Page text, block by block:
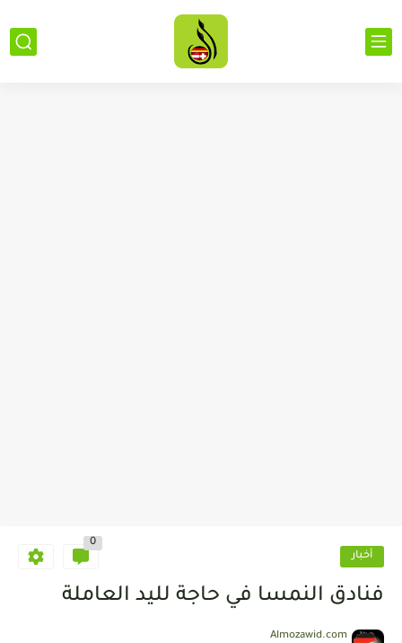
أخبار
0
فنادق النمسا في حاجة لليد العاملة
Almozawid.com